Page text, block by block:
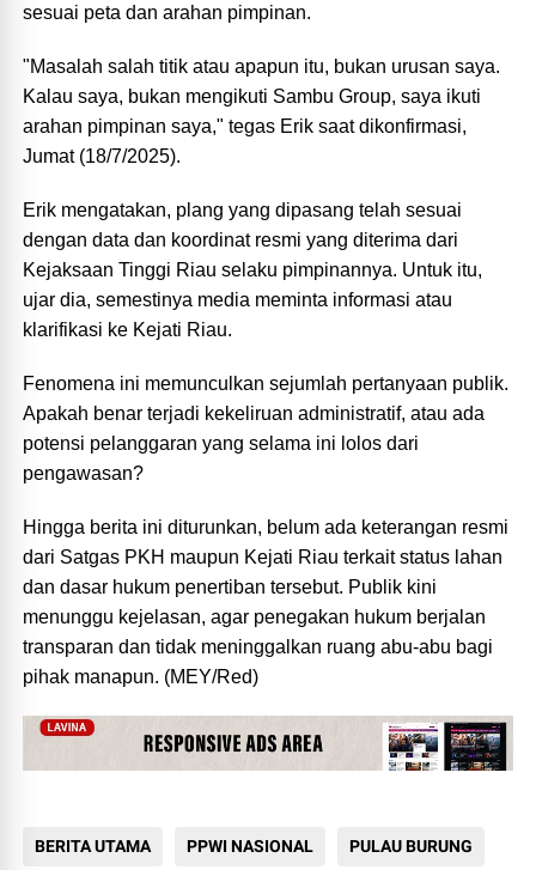
sesuai peta dan arahan pimpinan.
"Masalah salah titik atau apapun itu, bukan urusan saya.
Kalau saya, bukan mengikuti Sambu Group, saya ikuti
arahan pimpinan saya," tegas Erik saat dikonfirmasi,
Jumat (18/7/2025).
Erik mengatakan, plang yang dipasang telah sesuai
dengan data dan koordinat resmi yang diterima dari
Kejaksaan Tinggi Riau selaku pimpinannya. Untuk itu,
ujar dia, semestinya media meminta informasi atau
klarifikasi ke Kejati Riau.
Fenomena ini memunculkan sejumlah pertanyaan publik.
Apakah benar terjadi kekeliruan administratif, atau ada
potensi pelanggaran yang selama ini lolos dari
pengawasan?
Hingga berita ini diturunkan, belum ada keterangan resmi
dari Satgas PKH maupun Kejati Riau terkait status lahan
dan dasar hukum penertiban tersebut. Publik kini
menunggu kejelasan, agar penegakan hukum berjalan
transparan dan tidak meninggalkan ruang abu-abu bagi
pihak manapun. (MEY/Red)
BERITA UTAMA PPWI NASIONAL PULAU BURUNG